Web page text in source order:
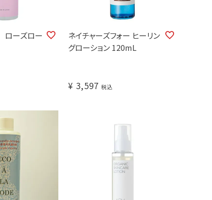
ローズロー
ネイチャーズフォー ヒーリン
グローション 120mL
¥ 3,597 税込